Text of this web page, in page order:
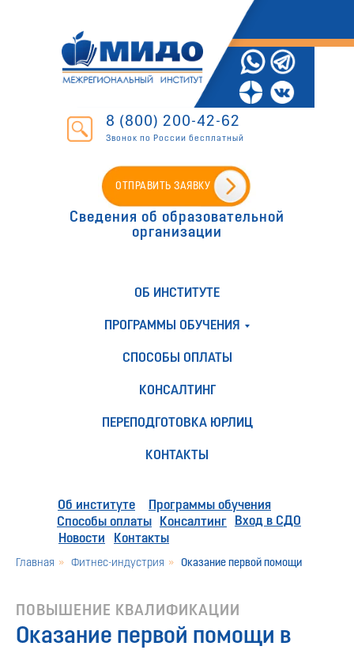
8 (800) 200-42-62
Звонок по России бесплатный
ОТПРАВИТЬ ЗАЯВКУ
Сведения об образовательной
организации
ОБ ИНСТИТУТЕ
ПРОГРАММЫ ОБУЧЕНИЯ
СПОСОБЫ ОПЛАТЫ
КОНСАЛТИНГ
ПЕРЕПОДГОТОВКА ЮРЛИЦ
КОНТАКТЫ
Об институте
Программы обучения
Способы оплаты
Консалтинг
Новости
Вход в СДО
Контакты
Главная » Фитнес-индустрия » Оказание первой помощи
ПОВЫШЕНИЕ КВАЛИФИКАЦИИ
Оказание первой помощи в